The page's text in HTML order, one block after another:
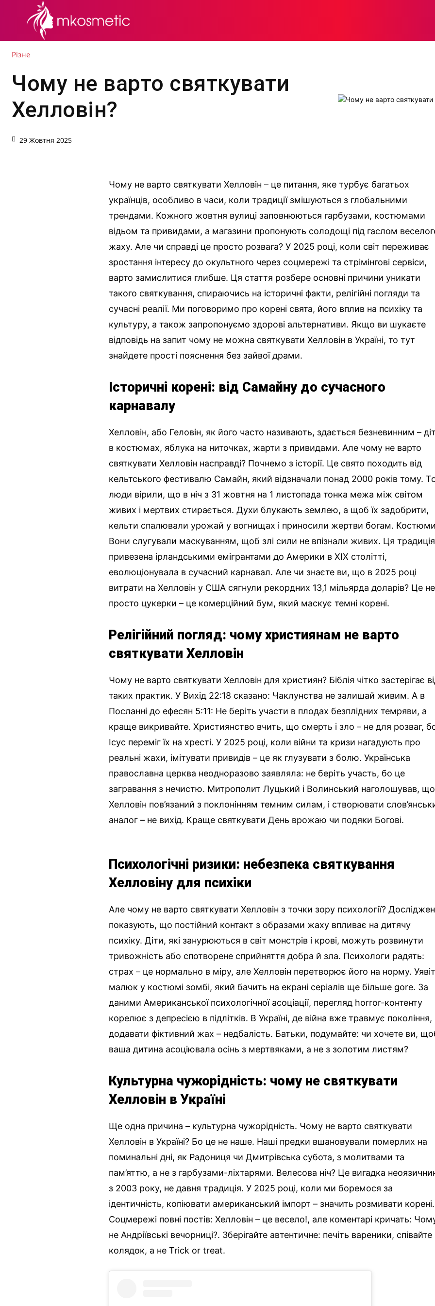
Різне
Чому не варто святкувати
Хелловін?
29 Жовтня 2025
Чому не варто святкувати Хелловін – це питання, яке турбує багатьох
українців, особливо в часи, коли традиції змішуються з глобальними
трендами. Кожного жовтня вулиці заповнюються гарбузами, костюмами
відьом та привидами, а магазини пропонують солодощі під гаслом
жаху. Але чи справді це просто розвага? У 2025 році, коли світ переживає
зростання інтересу до окультного через соцмережі та стрімінгові сервіси,
варто замислитися глибше. Ця стаття розбере основні причини уникати
такого святкування, спираючись на історичні факти, релігійні погляди та
сучасні реалії. Ми поговоримо про корені свята, його вплив на психіку та
культуру, а також запропонуємо здорові альтернативи. Якщо ви шукаєте
відповідь на запит чому не можна святкувати Хелловін в Україні, то тут
знайдете прості пояснення без зайвої драми.
Історичні корені: від Самайну до сучасного
карнавалу
Хелловін, або Геловін, як його часто називають, здається безневинним –
в костюмах, яблука на ниточках, жарти з привидами. Але чому не варто
святкувати Хелловін насправді? Почнемо з історії. Це свято походить від
кельтського фестивалю Самайн, який відзначали понад 2000 років тому.
люди вірили, що в ніч з 31 жовтня на 1 листопада тонка межа між світом
живих і мертвих стирається. Духи блукають землею, а щоб їх задобрити,
кельти спалювали урожай у вогнищах і приносили жертви богам.
Вони слугували маскуванням, щоб злі сили не впізнали живих. Ця
привезена ірландськими емігрантами до Америки в XIX столітті,
еволюціонувала в сучасний карнавал. Але чи знаєте ви, що в 2025 році
витрати на Хелловін у США сягнули рекордних 13,1 мільярда доларів? Це не
просто цукерки – це комерційний бум, який маскує темні корені.
Релігійний погляд: чому християнам не варто
святкувати Хелловін
Чому не варто святкувати Хелловін для християн? Біблія чітко застерігає
таких практик. У Вихід 22:18 сказано: Чаклунства не залишай живим. А в
Посланні до ефесян 5:11: Не беріть участи в плодах безплідних темряви, а
краще викривайте. Християнство вчить, що смерть і зло – не для розваг,
Ісус переміг їх на хресті. У 2025 році, коли війни та кризи нагадують про
реальні жахи, імітувати привидів – це як глузувати з болю. Українська
православна церква неодноразово заявляла: не беріть участь, бо це
загравання з нечистю. Митрополит Луцький і Волинський наголошував, що
Хелловін пов’язаний з поклонінням темним силам, і створювати
аналог – не вихід. Краще святкувати День врожаю чи подяки Богові.
Психологічні ризики: небезпека святкування
Хелловіну для психіки
Але чому не варто святкувати Хелловін з точки зору психології?
показують, що постійний контакт з образами жаху впливає на дитячу
психіку. Діти, які занурюються в світ монстрів і крові, можуть розвинути
тривожність або спотворене сприйняття добра й зла. Психологи радять:
страх – це нормально в міру, але Хелловін перетворює його на норму.
малюк у костюмі зомбі, який бачить на екрані серіалів ще більше gore. За
даними Американської психологічної асоціації, перегляд horror-контенту
корелює з депресією в підлітків. В Україні, де війна вже травмує покоління,
додавати фіктивний жах – недбалість. Батьки, подумайте: чи хочете ви,
ваша дитина асоціювала осінь з мертвяками, а не з золотим листям?
Культурна чужорідність: чому не святкувати
Хелловін в Україні
Ще одна причина – культурна чужорідність. Чому не варто святкувати
Хелловін в Україні? Бо це не наше. Наші предки вшановували померлих на
поминальні дні, як Радониця чи Дмитрівська субота, з молитвами та
пам’яттю, а не з гарбузами-ліхтарями. Велесова ніч? Це вигадка
з 2003 року, не давня традиція. У 2025 році, коли ми боремося за
ідентичність, копіювати американський імпорт – значить розмивати корені.
Соцмережі повні постів: Хелловін – це весело!, але коментарі кричать:
не Андріївські вечорниці?. Зберігайте автентичне: печіть вареники, співайте
колядок, а не Trick or treat.